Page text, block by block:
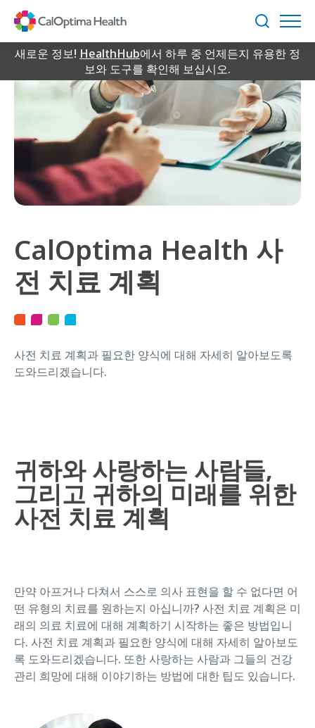
Content
검
색
새로운 정보! HealthHub에서 하루 중 언제든지 유용한 정
보와 도구를 확인해 보십시오.
CalOptima Health 사
전 치료 계획
사전 치료 계획과 필요한 양식에 대해 자세히 알아보도록
도와드리겠습니다.
귀하와 사랑하는 사람들,
그리고 귀하의 미래를 위한
사전 치료 계획
만약 아프거나 다쳐서 스스로 의사 표현을 할 수 없다면 어
떤 유형의 치료를 원하는지 아십니까? 사전 치료 계획은 미
래의 의료 치료에 대해 계획하기 시작하는 좋은 방법입니
다. 사전 치료 계획과 필요한 양식에 대해 자세히 알아보도
록 도와드리겠습니다. 또한 사랑하는 사람과 그들의 건강
관리 희망에 대해 이야기하는 방법에 대한 팁도 있습니다.